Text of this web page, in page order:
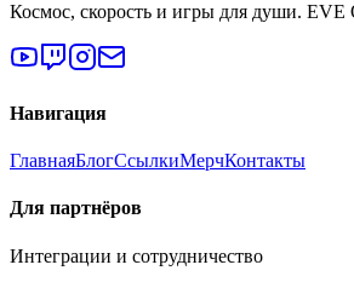
Космос, скорость и игры для души.
Навигация
ГлавнаяБлогСсылкиМерчКонтакты
Для партнёров
Интеграции и сотрудничество